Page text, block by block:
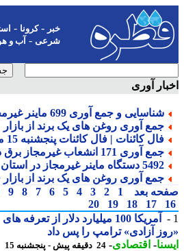
-کرونا-
شرعی-آب و هوا-
آوری
شناسایی و جمع آوری 699 ماینر غیرمجاز در استان تهران
جمع آوری روغن های یک برند از بازار
فال کائنات | فال کائنات پنجشنبه 15 مرداد ماه 1405
جمع آوری 171 انشعاب غیرمجاز برق در مانور «مهتاب» اهواز
5492 دستگاه ماینر غیرمجاز در استان سمنان جمع آوری شد
جمع آوری روغن های یک برند از بازار
بعد
1
2
3
4
5
6
7
8
9
10
17
18
19
20
آمریکا 100 میلیارد دلار از تعرفه های
آزادی» ترامپ را پس داد
-اقتصادی-
24 دقیقه پیش - پنجشنبه 15